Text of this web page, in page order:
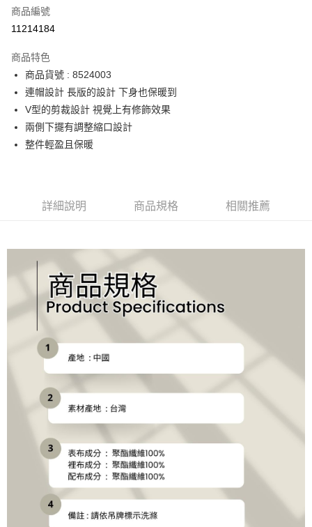
運送方式
宅配
每筆NT$90，滿NT$2,000(含以上)免運費
商品編號
11214184
商品特色
商品貨號 : 8524003
連帽設計 長版的設計 下身也保暖到
V型的剪裁設計 視覺上有修飾效果
兩側下擺有調整縮口設計
整件輕盈且保暖
詳細說明 商品規格 相關推薦